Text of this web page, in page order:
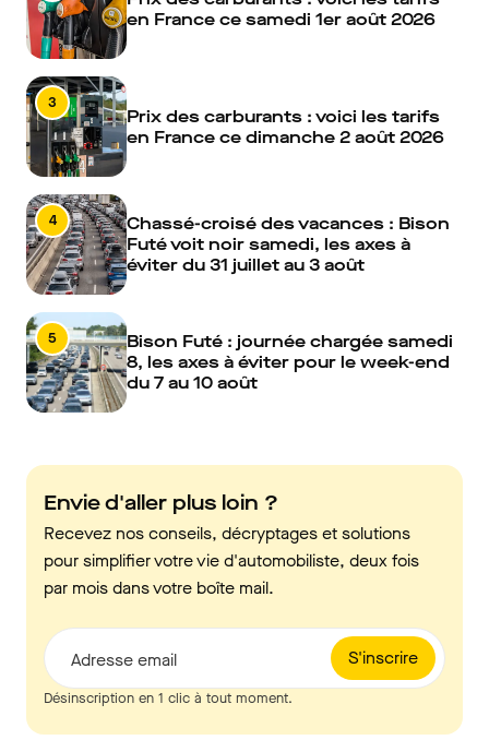
en France ce samedi 1er août 2026
3
Prix des carburants : voici les tarifs
en France ce dimanche 2 août 2026
4
Chassé-croisé des vacances : Bison
Futé voit noir samedi, les axes à
éviter du 31 juillet au 3 août
5
Bison Futé : journée chargée samedi
8, les axes à éviter pour le week-end
du 7 au 10 août
Envie d'aller plus loin ?
Recevez nos conseils, décryptages et solutions
pour simplifier votre vie d'automobiliste, deux fois
par mois dans votre boîte mail.
S'inscrire
Adresse email
Désinscription en 1 clic à tout moment.